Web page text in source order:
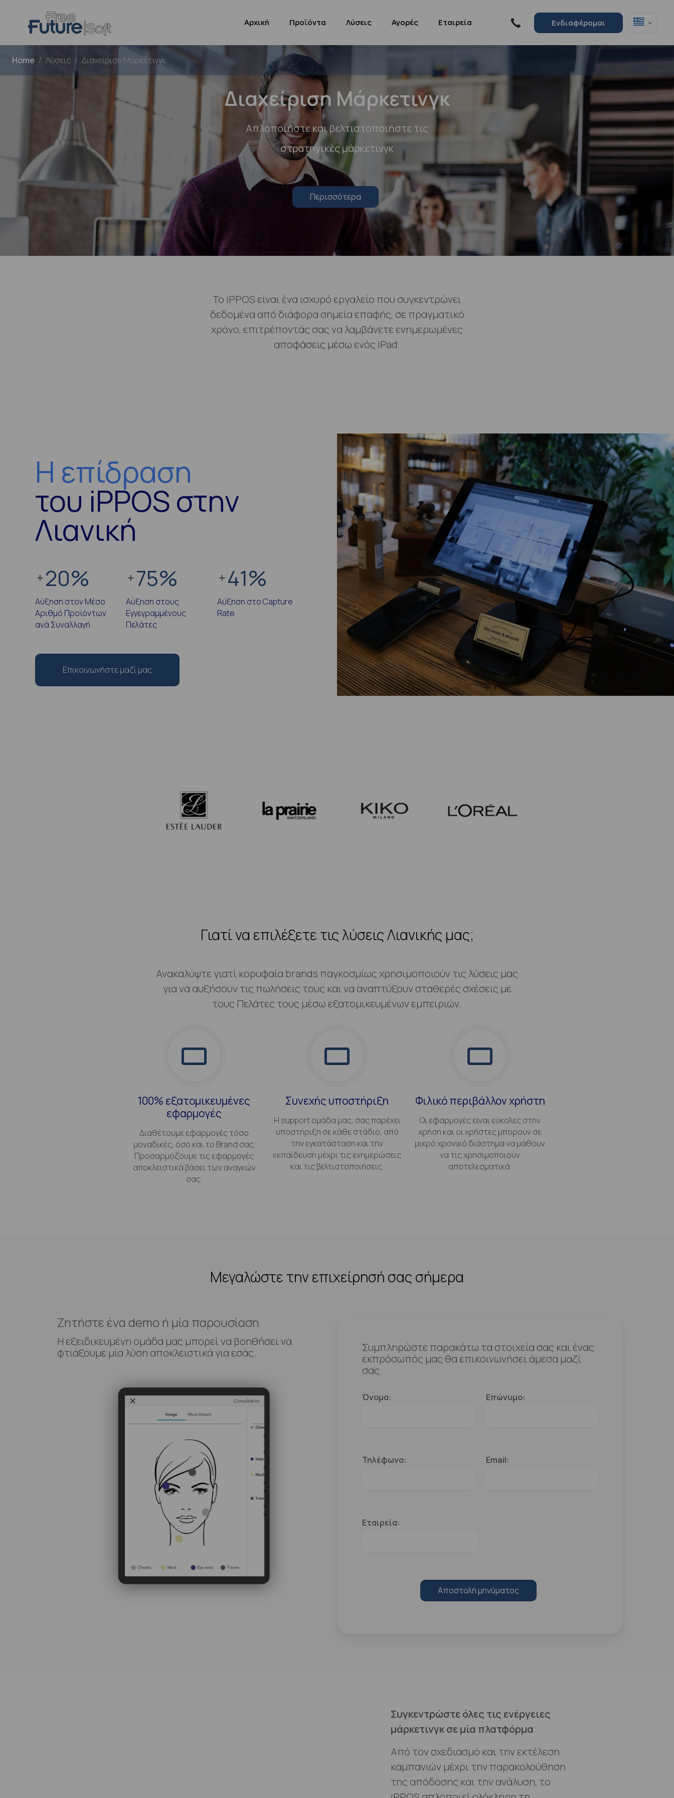
Αρχική Προϊόντα Λύσεις Αγορές Εταιρεία Ενδιαφέρομαι
Home Λύσεις Διαχείριση Μάρκετινγκ
Διαχείριση Μάρκετινγκ
Απλοποιήστε και βελτιστοποιήστε τις
στρατηγικές μάρκετινγκ
Περισσότερα
Το iPPOS είναι ένα ισχυρό εργαλείο που συγκεντρώνει
δεδομένα από διάφορα σημεία επαφής, σε πραγματικό
χρόνο, επιτρέποντάς σας να λαμβάνετε ενημερωμένες
αποφάσεις μέσω ενός iPad.
Η επίδραση
του iPPOS στην
Λιανική
20%
Αύξηση στον Μέσο
Αριθμό Προϊόντων
ανά Συναλλαγή
75%
Αύξηση στους
Εγγεγραμμένους
Πελάτες
41%
Αύξηση στο Capture
Rate
Επικοινωνήστε μαζί μας
Γιατί να επιλέξετε τις λύσεις Λιανικής μας;
Ανακαλύψτε γιατί κορυφαία brands παγκοσμίως χρησιμοποιούν τις λύσεις μας
για να αυξήσουν τις πωλήσεις τους και να αναπτύξουν σταθερές σχέσεις με
τους Πελάτες τους μέσω εξατομικευμένων εμπειριών.
100% εξατομικευμένες
εφαρμογές
Διαθέτουμε εφαρμογές τόσο
μοναδικές, όσο και το Brand σας.
Προσαρμόζουμε τις εφαρμογές
αποκλειστικά βάσει των αναγκών
σας.
Συνεχής υποστήριξη
Η support ομάδα μας, σας παρέχει
υποστήριξη σε κάθε στάδιο, από
την εγκατάσταση και την
εκπαίδευση μέχρι τις ενημερώσεις
και τις βελτιστοποιήσεις.
Φιλικό περιβάλλον χρήστη
Οι εφαρμογές είναι εύκολες στην
χρήση και οι χρήστες μπορούν σε
μικρό χρονικό διάστημα να μάθουν
να τις χρησιμοποιούν
αποτελεσματικά.
Μεγαλώστε την επιχείρησή σας σήμερα
Ζητήστε ένα demo ή μία παρουσίαση
Η εξειδικευμένη ομάδα μας μπορεί να βοηθήσει να
φτιάξουμε μία λύση αποκλειστικά για εσάς.
Συμπληρώστε παρακάτω τα στοιχεία σας και ένας
εκπρόσωπός μας θα επικοινωνήσει άμεσα μαζί
σας
Όνομα: Επώνυμο:
Τηλέφωνο: Email:
Εταιρεία:
Αποστολή μηνύματος
Συγκεντρώστε όλες τις ενέργειες
μάρκετινγκ σε μία πλατφόρμα
Από τον σχεδιασμό και την εκτέλεση
καμπανιών μέχρι την παρακολούθηση
της απόδοσης και την ανάλυση, το